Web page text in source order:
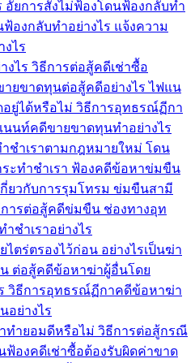
อัยการสั่งไม่ฟ้องโดนฟ้องกลับทำ
องกลับทำอย่างไร แจ้งความ
ไร
ไร วิธีการต่อสู้คดีเช่าซื้อ
ายขาดทุนต่อสู้คดีอย่างไร ไฟแน
อยู่ได้หรือไม่ วิธีการอุทธรณ์ฏีกา
นท์คดีขายขาดทุนทำอย่างไร
ชำเราตามกฎหมายใหม่ โดน
ะทำชำเรา ฟ้องคดีข้อหาข่มขืน
กี่ยวกับการรุมโทรม ข่มขืนสามี
ารต่อสู้คดีข่มขืน ช่องทางอุท
ชำเราอย่างไร
ตร่ตรองไว้ก่อน อย่างไรเป็นฆ่า
ต่อสู้คดีข้อหาฆ่าผู้อื่นโดย
วิธีการอุทธรณ์ฏีกาคดีข้อหาฆ่า
อย่างไร
ทำยอมดีหรือไม่ วิธีการต่อสู้กรณี
ฟ้องคดีเช่าซื้อต้องรับผิดค่าขาด